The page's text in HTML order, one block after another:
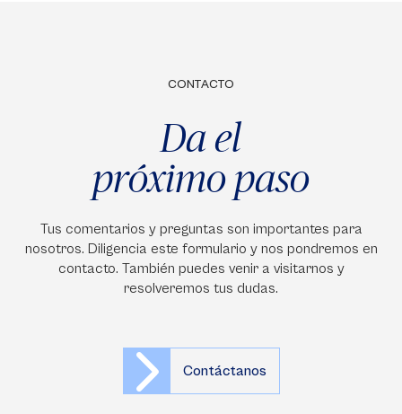
CONTACTO
Da el
próximo paso
Tus comentarios y preguntas son importantes para
nosotros. Diligencia este formulario y nos pondremos en
contacto. También puedes venir a visitarnos y
resolveremos tus dudas.
Contáctanos